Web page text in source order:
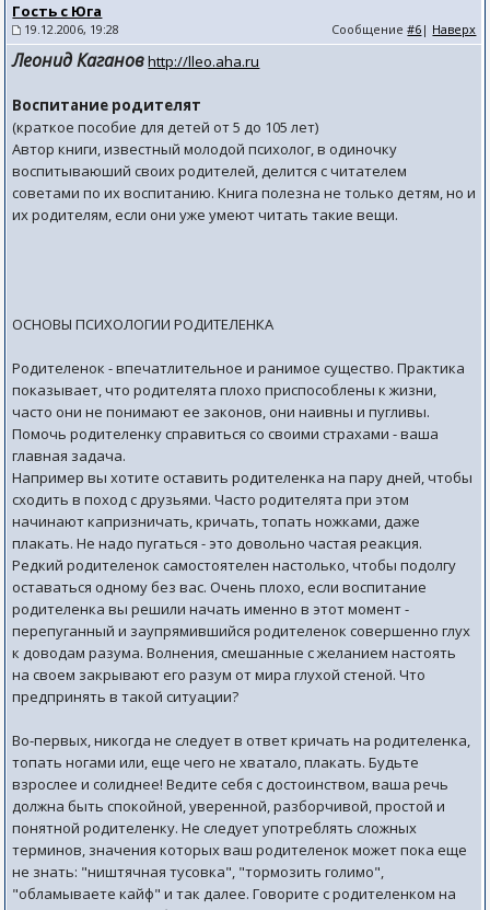
Гость с Юга
19.12.2006, 19:28 Сообщение#6 | Наверх
Леонид Кагановhttp://lleo.aha.ru
Воспитание родителят
(краткое пособие для детей от 5 до 105 лет)
Автор книги, известный молодой психолог, в одиночку
воспитываюший своих родителей, делится с читателем
советами по их воспитанию. Книга полезна не только детям, но и
их родителям, если они уже умеют читать такие вещи.
ОСНОВЫ ПСИХОЛОГИИ РОДИТЕЛЕНКА
Родителенок - впечатлительное и ранимое существо. Практика
показывает, что родителята плохо приспособлены к жизни,
часто они не понимают ее законов, они наивны и пугливы.
Помочь родителенку справиться со своими страхами - ваша
главная задача.
Например вы хотите оставить родителенка на пару дней, чтобы
сходить в поход с друзьями. Часто родителята при этом
начинают капризничать, кричать, топать ножками, даже
плакать. Не надо пугаться - это довольно частая реакция.
Редкий родителенок самостоятелен настолько, чтобы подолгу
оставаться одному без вас. Очень плохо, если воспитание
родителенка вы решили начать именно в этот момент -
перепуганный и заупрямившийся родителенок совершенно глух
к доводам разума. Волнения, смешанные с желанием настоять
на своем закрывают его разум от мира глухой стеной. Что
предпринять в такой ситуации?
Во-первых, никогда не следует в ответ кричать на родителенка,
топать ногами или, еще чего не хватало, плакать. Будьте
взрослее и солиднее! Ведите себя с достоинством, ваша речь
должна быть спокойной, уверенной, разборчивой, простой и
понятной родителенку. Не следует употреблять сложных
терминов, значения которых ваш родителенок может пока еще
не знать: "ништячная тусовка", "тормозить голимо",
"обламываете кайф" и так далее. Говорите с родителенком на